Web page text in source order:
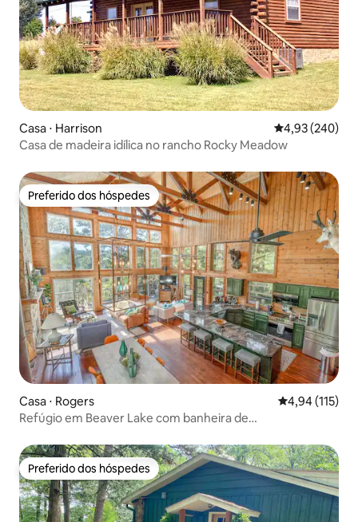
Casa ⋅ Harrison 4,93 de uma
4,93 (240)
Casa de madeira idílica no rancho Rocky Meadow
Preferido dos hóspedes
Preferido dos hóspedes
Casa ⋅ Rogers 4,94 de uma
4,94 (115)
Refúgio em Beaver Lake com banheira de
Preferido dos hóspedes
Preferido dos hóspedes